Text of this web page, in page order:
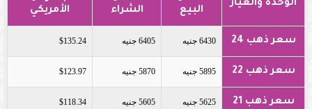
الوحدة والعيار
البيع
الشراء
الأمريكي
سعر ذهب 24 6430 جنيه 6405 جنيه $135.24
سعر ذهب 22 5895 جنيه 5870 جنيه $123.97
سعر ذهب 21 5625 جنيه 5605 جنيه $118.34